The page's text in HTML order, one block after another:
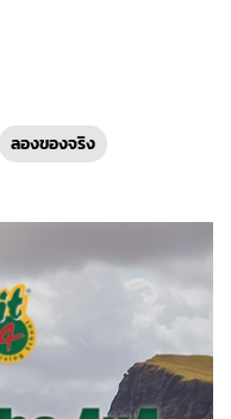
ลองของจริง